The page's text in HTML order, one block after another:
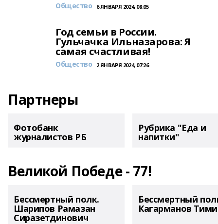
Общество 6 ЯНВАРЯ 2024, 08:05
Год семьи в России.
Гульчачка Ильназарова: Я
самая счастливая!
Общество 2 ЯНВАРЯ 2024, 07:26
Партнеры
Фотобанк
журналистов РБ
Рубрика "Еда и
напитки"
Великой Победе - 77!
Бессмертный полк.
Шарипов Рамазан
Сиразетдинович
Бессмертный
Кагарманов